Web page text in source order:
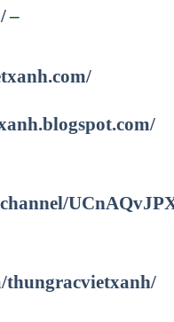
–
thungracvietxanh/